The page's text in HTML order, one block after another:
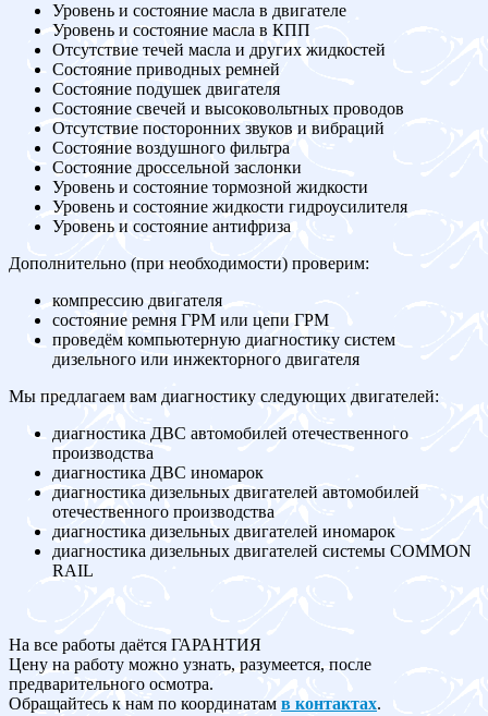
Уровень и состояние масла в двигателе
Уровень и состояние масла в КПП
Отсутствие течей масла и других жидкостей
Состояние приводных ремней
Состояние подушек двигателя
Состояние свечей и высоковольтных проводов
Отсутствие посторонних звуков и вибраций
Состояние воздушного фильтра
Состояние дроссельной заслонки
Уровень и состояние тормозной жидкости
Уровень и состояние жидкости гидроусилителя
Уровень и состояние антифриза
Дополнительно (при необходимости) проверим:
компрессию двигателя
состояние ремня ГРМ или цепи ГРМ
проведём компьютерную диагностику систем
дизельного или инжекторного двигателя
Мы предлагаем вам диагностику следующих двигателей:
диагностика ДВС автомобилей отечественного
производства
диагностика ДВС иномарок
диагностика дизельных двигателей автомобилей
отечественного производства
диагностика дизельных двигателей иномарок
диагностика дизельных двигателей системы COMMON
RAIL
На все работы даётся ГАРАНТИЯ
Цену на работу можно узнать, разумеется, после
предварительного осмотра.
Обращайтесь к нам по координатам в контактах.